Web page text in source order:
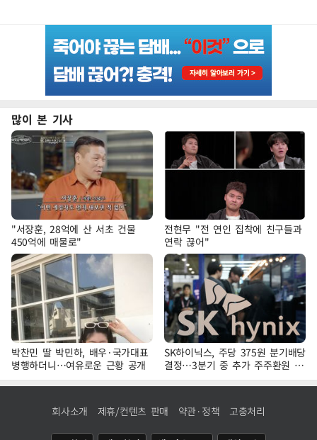
많이 본 기사
"서장훈, 28억에 산 서초 건물
450억에 매물로"
전현무 "전 연인 집착에 친구들과
연락 끊어"
박찬민 딸 박민하, 배우·국가대표
병행하더니…여유로운 근황 공개
SK하이닉스, 주당 375원 분기배당
결정…3분기 중 추가 주주환원 발
표
회사소개 제휴/컨텐츠 판매 약관·정책 고충처리